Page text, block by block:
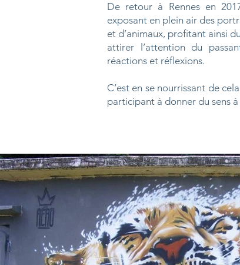
De retour à Rennes en
exposant en plein air des
et d’animaux, profitant ainsi
attirer l’attention du
réactions et réflexions.
C’est en se nourrissant de
participant à donner du sens à